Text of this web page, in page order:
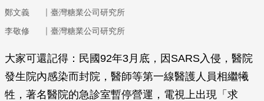
鄭文義 ｜ 臺灣糖業公司研究所
李敬修
｜ 臺灣糖業公司研究所
大家可還記得：民國92年3月底，因SARS入侵，醫院
發生院內感染而封院，醫師等第一線醫護人員相繼犧
牲，著名醫院的急診室暫停營運，電視上出現「求